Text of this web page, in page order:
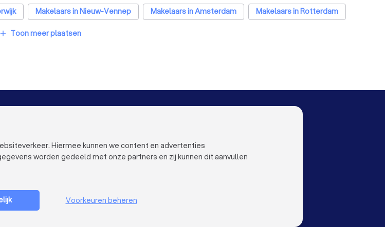
Makelaars in Nieuw-Vennep Makelaars in Amsterdam
Makelaars in Rotterdam
Makelaars in Tilburg
add Toon meer plaatsen
Pro
Werken bij Trustoo
Contact
Pers
Sitemap
Hiermee kunnen we content en advertenties
worden gedeeld met onze partners en zij kunnen dit aanvullen
Voorkeuren beheren